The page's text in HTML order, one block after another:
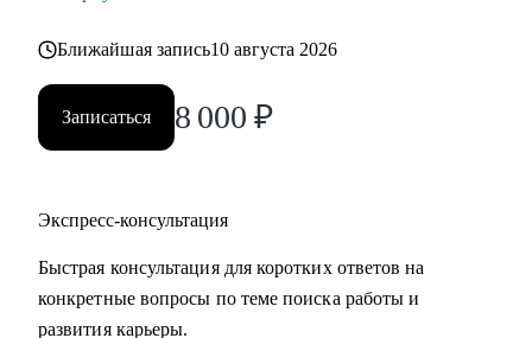
помогаю с самооценкой и определением перспектив. Могу
быть рядом в периоды, когда профессиональная поддержка
Ближайшая запись10 августа 2026
Записаться 8 000 ₽
Экспресс-консультация
Быстрая консультация для коротких ответов на
конкретные вопросы по теме поиска работы и
развития карьеры.